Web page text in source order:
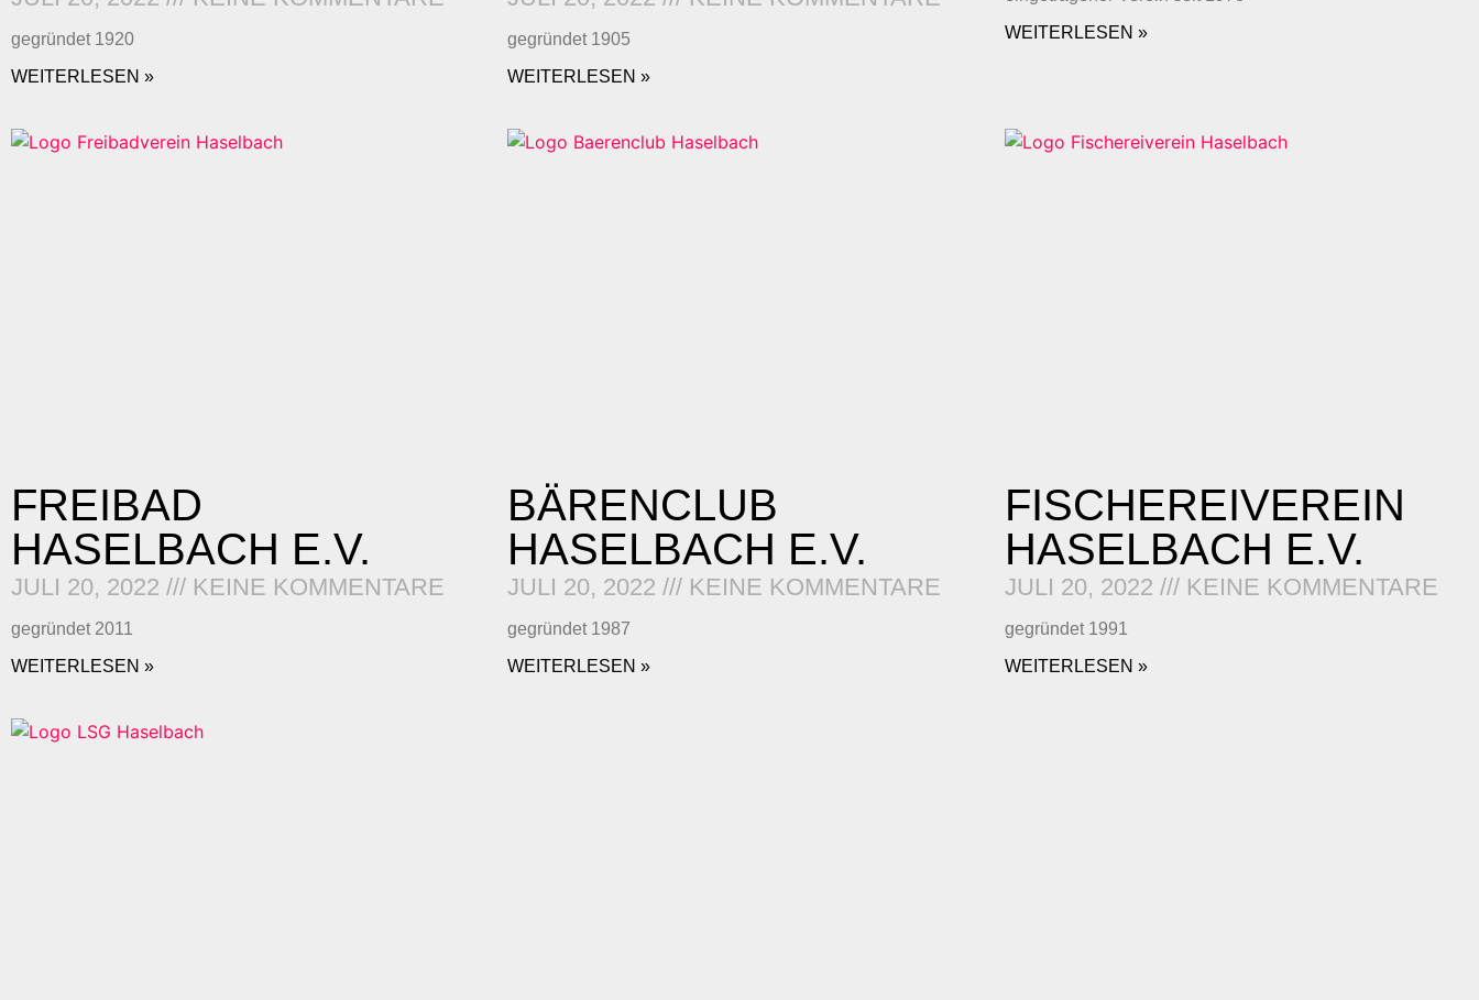
gegründet 1920
WEITERLESEN »
gegründet 1905
WEITERLESEN »
WEITERLESEN »
FREIBAD
HASELBACH E.V.
JULI 20, 2022 KEINE KOMMENTARE
gegründet 2011
WEITERLESEN »
BÄRENCLUB
HASELBACH E.V.
JULI 20, 2022 KEINE KOMMENTARE
gegründet 1987
WEITERLESEN »
FISCHEREIVEREIN
HASELBACH E.V.
JULI 20, 2022 KEINE KOMMENTARE
gegründet 1991
WEITERLESEN »